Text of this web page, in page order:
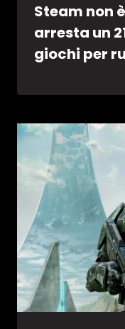
Steam non
arresta un
giochi per